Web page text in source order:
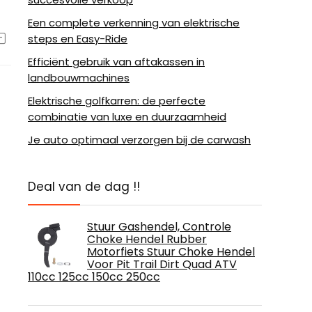
Een complete verkenning van elektrische
steps en Easy-Ride
Efficiënt gebruik van aftakassen in
landbouwmachines
Elektrische golfkarren: de perfecte
combinatie van luxe en duurzaamheid
Je auto optimaal verzorgen bij de carwash
Deal van de dag !!
Stuur Gashendel, Controle
Choke Hendel Rubber
Motorfiets Stuur Choke Hendel
Voor Pit Trail Dirt Quad ATV
110cc 125cc 150cc 250cc